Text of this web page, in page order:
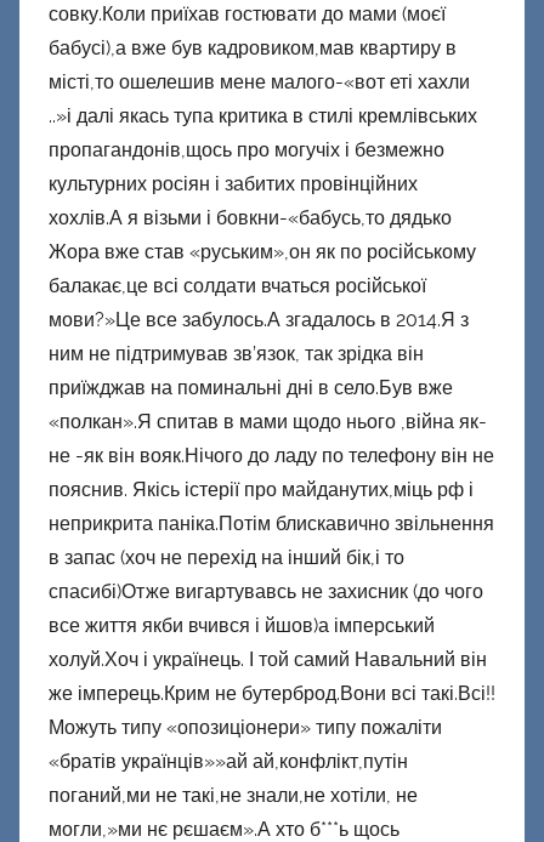
совку.Коли приїхав гостювати до мами (моєї
бабусі),а вже був кадровиком,мав квартиру в
місті,то ошелешив мене малого-«вот еті хахли
..»і далі якась тупа критика в стилі кремлівських
пропагандонів,щось про могучіх і безмежно
культурних росіян і забитих провінційних
хохлів.А я візьми і бовкни-«бабусь,то дядько
Жора вже став «руським»,он як по російському
балакає,це всі солдати вчаться російської
мови?»Це все забулось.А згадалось в 2014.Я з
ним не підтримував зв’язок, так зрідка він
приїжджав на поминальні дні в село.Був вже
«полкан».Я спитав в мами щодо нього ,війна як-
не -як він вояк.Нічого до ладу по телефону він не
пояснив. Якісь істерії про майданутих,міць рф і
неприкрита паніка.Потім блискавично звільнення
в запас (хоч не перехід на інший бік,і то
спасибі)Отже вигартувавсь не захисник (до чого
все життя якби вчився і йшов)а імперський
холуй.Хоч і українець. І той самий Навальний він
же імперець.Крим не бутерброд.Вони всі такі.Всі!!
Можуть типу «опозиціонери» типу пожаліти
«братів українців»»ай ай,конфлікт,путін
поганий,ми не такі,не знали,не хотіли, не
могли,»ми нє рєшаєм».А хто б***ь щось